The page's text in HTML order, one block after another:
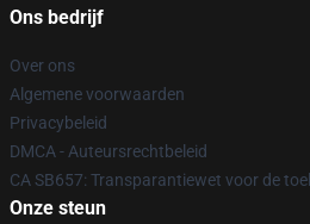
Ons bedrijf
Over ons
Algemene voorwaarden
Privacybeleid
DMCA - Auteursrechtbeleid
CA SB657: Transparantiewet voor de
Onze steun